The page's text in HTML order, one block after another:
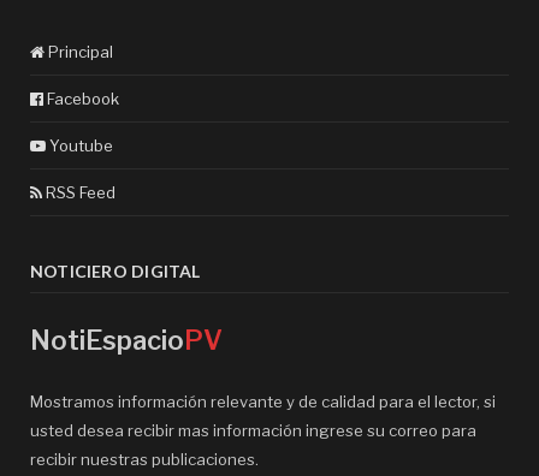
Principal
Facebook
Youtube
RSS Feed
NOTICIERO DIGITAL
NotiEspacioPV
Mostramos información relevante y de calidad para el lector, si
usted desea recibir mas información ingrese su correo para
recibir nuestras publicaciones.